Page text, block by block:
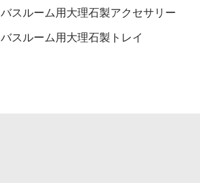
バスルーム用大理石製アクセサリー
バスルーム用大理石製トレイ